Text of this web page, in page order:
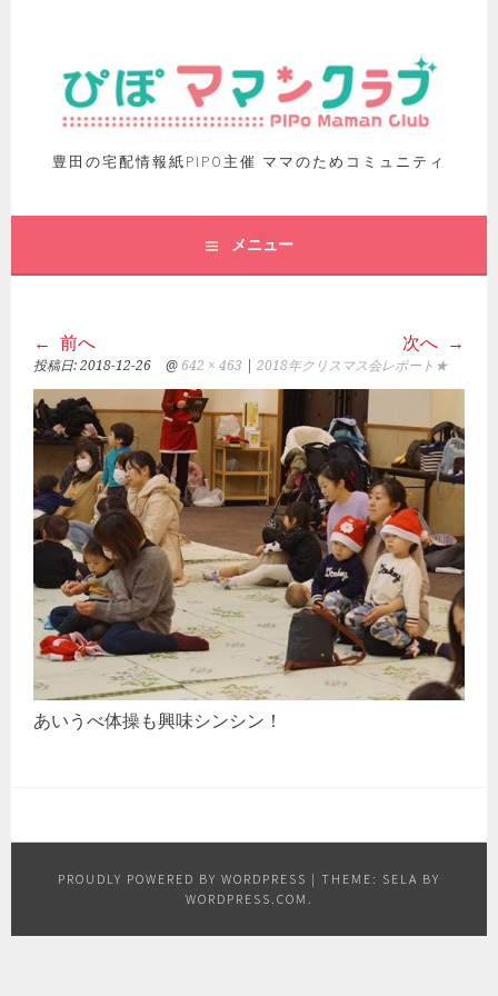
豊田の宅配情報紙PIPO主催 ママのためコミュニティ
メニュー
前へ 次へ
投稿日:2018-12-26 @ 642 × 463 |2018年クリスマス会レポート★
あいうべ体操も興味シンシン！
PROUDLY POWERED BY WORDPRESS | THEME: SELA BY
WORDPRESS.COM